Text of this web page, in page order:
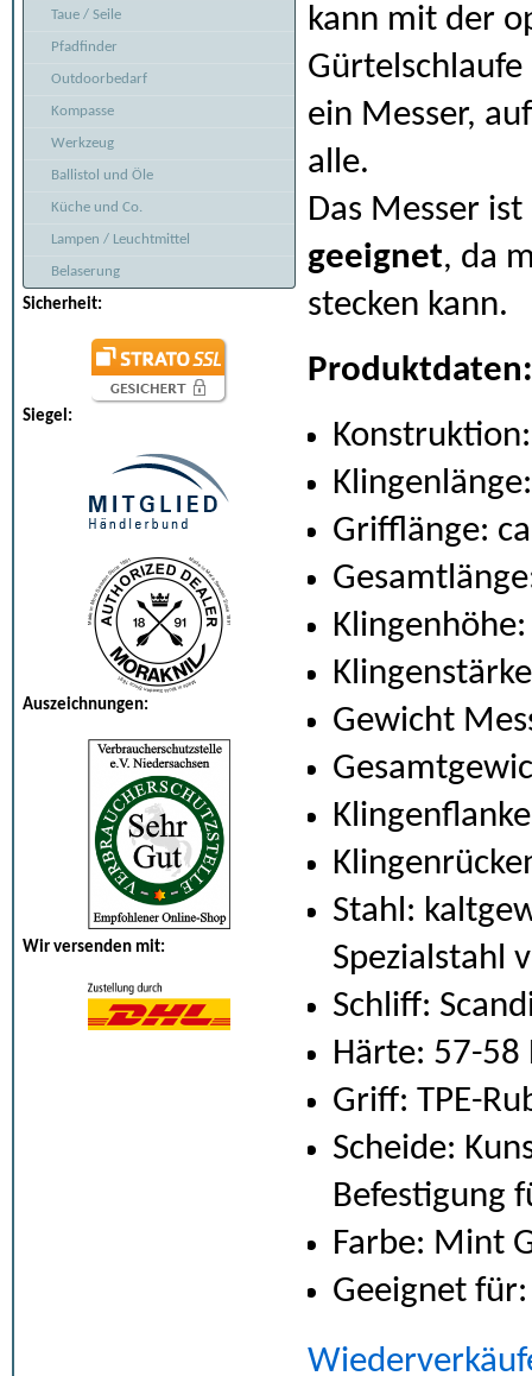
Taue / Seile
Pfadfinder
Outdoorbedarf
Kompasse
Werkzeug
Ballistol und Öle
Küche und Co.
Lampen / Leuchtmittel
Belaserung
Sicherheit:
Siegel:
Auszeichnungen:
Wir versenden mit:
kann mit der
ein Messer,
alle.
Das Messer
geeignet, da
stecken kann.
Produktdaten:
Grifflänge:
Gewicht
Stahl:
Spezialstahl
Schliff: S
Härte: 57-58
Griff: TPE-
Scheide:
Befestigung
Farbe: Mint
Geeignet